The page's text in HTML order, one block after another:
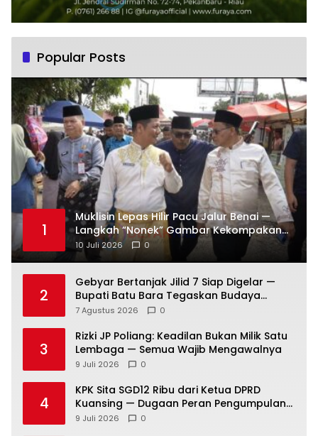
Popular Posts
1
Muklisin Lepas Hilir Pacu Jalur Benai —
Langkah “Nonek” Gambar Kekompakan
Pemimpin Kuansing Jadi Simbol Kuat
Lestarikan Budaya
10 Juli 2026 0
2
Gebyar Bertanjak Jilid 7 Siap Digelar —
Bupati Batu Bara Tegaskan Budaya
Melayu Harus Tetap Hidup
7 Agustus 2026 0
3
Rizki JP Poliang: Keadilan Bukan Milik Satu
Lembaga — Semua Wajib Mengawalnya
9 Juli 2026 0
4
KPK Sita SGD12 Ribu dari Ketua DPRD
Kuansing — Dugaan Peran Pengumpulan
Dana Alih Fungsi Hutan Diusut
9 Juli 2026 0